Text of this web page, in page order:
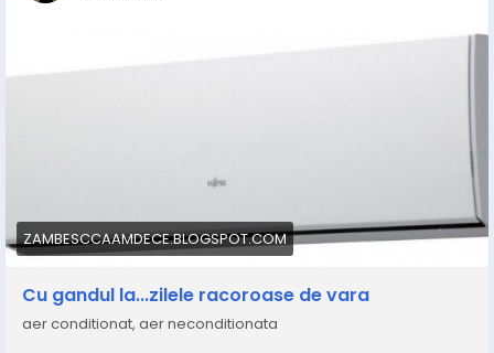
ZAMBESCCAAMDECE.BLOGSPOT.COM
Cu gandul la...zilele racoroase de vara
aer conditionat, aer neconditionata